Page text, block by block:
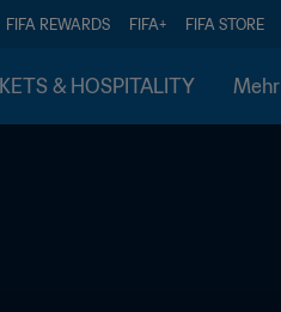
FIFA REWARDS FIFA+ FIFA STORE
& HOSPITALITY Mehr